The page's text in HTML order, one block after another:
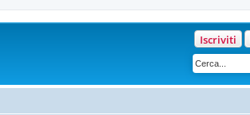
Iscriviti